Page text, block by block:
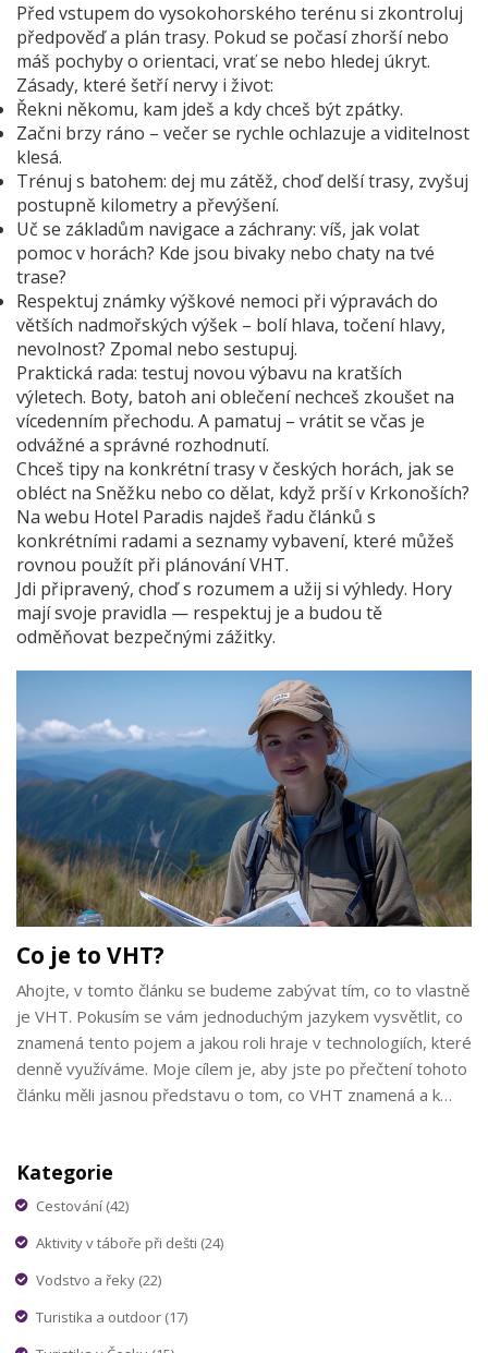
Před vstupem do vysokohorského terénu si zkontroluj
předpověď a plán trasy. Pokud se počasí zhorší nebo
máš pochyby o orientaci, vrať se nebo hledej úkryt.
Zásady, které šetří nervy i život:
Řekni někomu, kam jdeš a kdy chceš být zpátky.
Začni brzy ráno – večer se rychle ochlazuje a viditelnost
klesá.
Trénuj s batohem: dej mu zátěž, choď delší trasy, zvyšuj
postupně kilometry a převýšení.
Uč se základům navigace a záchrany: víš, jak volat
pomoc v horách? Kde jsou bivaky nebo chaty na tvé
trase?
Respektuj známky výškové nemoci při výpravách do
větších nadmořských výšek – bolí hlava, točení hlavy,
nevolnost? Zpomal nebo sestupuj.
Praktická rada: testuj novou výbavu na kratších
výletech. Boty, batoh ani oblečení nechceš zkoušet na
vícedenním přechodu. A pamatuj – vrátit se včas je
odvážné a správné rozhodnutí.
Chceš tipy na konkrétní trasy v českých horách, jak se
obléct na Sněžku nebo co dělat, když prší v Krkonoších?
Na webu Hotel Paradis najdeš řadu článků s
konkrétními radami a seznamy vybavení, které můžeš
rovnou použít při plánování VHT.
Jdi připravený, choď s rozumem a užij si výhledy. Hory
mají svoje pravidla — respektuj je a budou tě
odměňovat bezpečnými zážitky.
Co je to VHT?
Ahojte, v tomto článku se budeme zabývat tím, co to vlastně
je VHT. Pokusím se vám jednoduchým jazykem vysvětlit, co
znamená tento pojem a jakou roli hraje v technologiích, které
denně využíváme. Moje cílem je, aby jste po přečtení tohoto
článku měli jasnou představu o tom, co VHT znamená a k
Kategorie
Cestování (42)
Aktivity v táboře při dešti (24)
Vodstvo a řeky (22)
Turistika a outdoor (17)